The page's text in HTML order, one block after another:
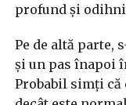
profund și
Pe de altă parte,
și un pas înapoi
Probabil simți că